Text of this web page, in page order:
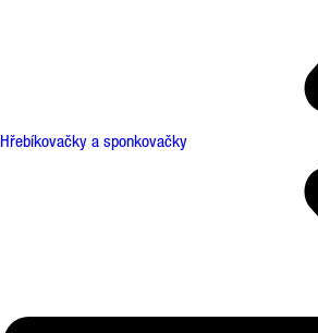
Hřebíkovačky a sponkovačky